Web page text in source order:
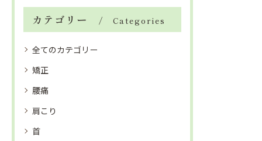
カテゴリー Categories
全てのカテゴリー
矯正
腰痛
肩こり
首